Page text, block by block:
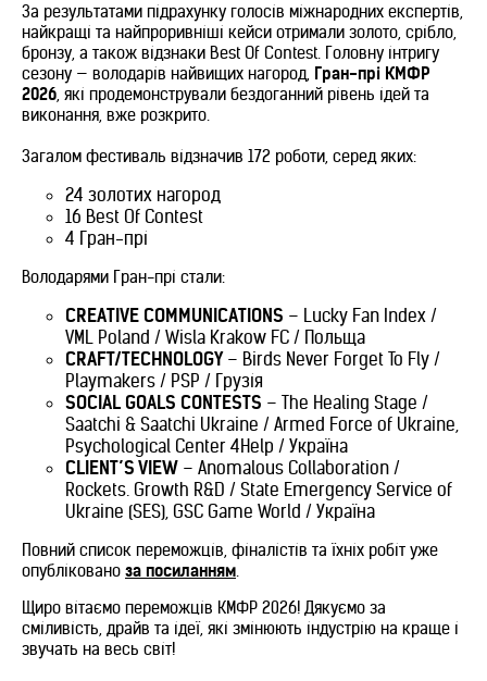
За результатами підрахунку голосів міжнародних експертів,
найкращі та найпроривніші кейси отримали золото, срібло,
бронзу, а також відзнаки Best Of Contest. Головну інтригу
сезону — володарів найвищих нагород, Гран-прі КМФР
2026, які продемонстрували бездоганний рівень ідей та
виконання, вже розкрито.
Загалом фестиваль відзначив 172 роботи, серед яких:
24 золотих нагород
16 Best Of Contest
4 Гран-прі
Володарями Гран-прі стали:
CREATIVE COMMUNICATIONS – Lucky Fan Index /
VML Poland / Wisla Krakow FC / Польща
CRAFT/TECHNOLOGY– Birds Never Forget To Fly /
Playmakers / PSP / Грузія
SOCIAL GOALS CONTESTS – The Healing Stage /
Saatchi & Saatchi Ukraine / Armed Force of Ukraine,
Psychological Center 4Help / Україна
CLIENT’S VIEW – Anomalous Collaboration /
Rockets. Growth R&D / State Emergency Service of
Ukraine (SES), GSC Game World / Україна
Повний список переможців, фіналістів та їхніх робіт уже
опубліковано за посиланням.
Щиро вітаємо переможців КМФР 2026! Дякуємо за
сміливість, драйв та ідеї, які змінюють індустрію на краще і
звучать на весь світ!